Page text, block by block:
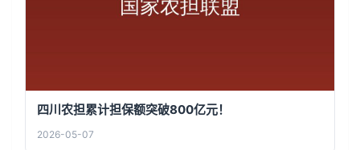
四川农担累计担保额突破800亿元！
2026-05-07